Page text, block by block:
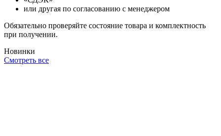
или другая по согласованию с менеджером
Обязательно проверяйте состояние товара и комплектность
при получении.
Новинки
Смотреть все